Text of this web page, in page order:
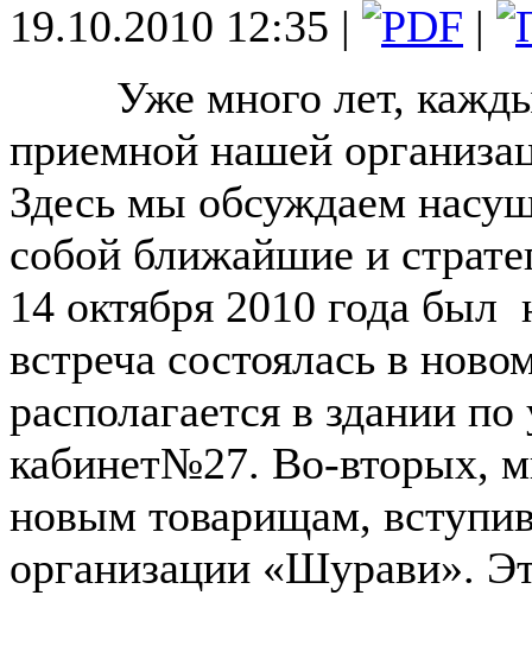
19.10.2010 12:35 |
|
Уже много лет,
приемной нашей
Здесь мы обсуждаем
собой ближайшие и
14 октября 2010 года был
встреча состоялась в
располагается в здании
кабинет№27. Во-вторых,
новым товарищам,
организации «Шурави».